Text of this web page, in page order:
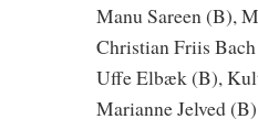
Manu Sareen (B),
Christian Friis
Uffe Elbæk (B),
Marianne Jelved